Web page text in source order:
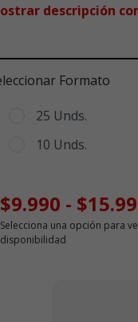
descripción
Formato
25 Unds.
10 Unds.
$9.990 -
Selecciona una opción para
disponibilidad